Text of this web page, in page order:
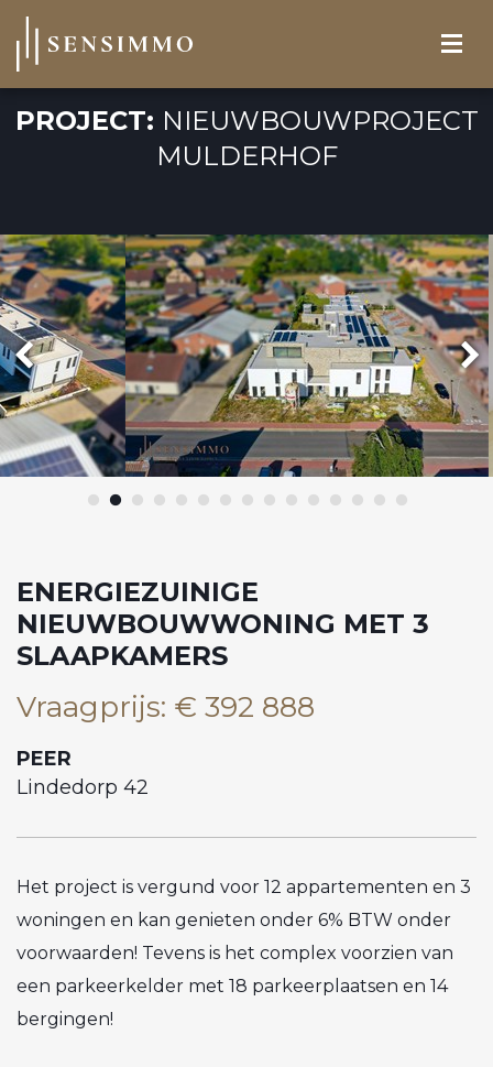
PROJECT: NIEUWBOUWPROJECT
MULDERHOF
ENERGIEZUINIGE
NIEUWBOUWWONING MET 3
SLAAPKAMERS
Vraagprijs: € 392 888
PEER
Lindedorp 42
Het project is vergund voor 12 appartementen en 3
woningen en kan genieten onder 6% BTW onder
voorwaarden! Tevens is het complex voorzien van
een parkeerkelder met 18 parkeerplaatsen en 14
bergingen!